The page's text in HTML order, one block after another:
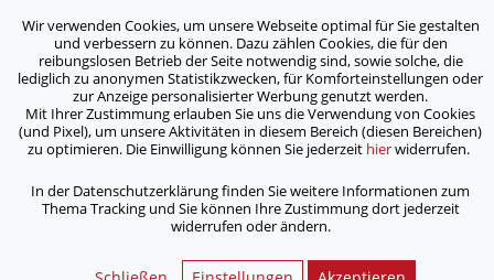
ASB Bonn/Rhein-Sieg/Eifel e.V.
bewegt Menschen
Selbsthilfegruppe
Home / Dienstleistungen / Hilfe & Betreuung /
Sozialpsychiatrisches Zentrum (SPZ) / Selbsthilfegruppe
Selbsthilfegruppe für Menschen mit
Wir verwenden Cookies, um unsere Webseite optimal für Sie gestalten
und verbessern zu können. Dazu zählen Cookies, die für den
reibungslosen Betrieb der Seite notwendig sind, sowie solche, die
lediglich zu anonymen Statistikzwecken, für Komforteinstellungen oder
zur Anzeige personalisierter Werbung genutzt werden.
Mit Ihrer Zustimmung erlauben Sie uns die Verwendung von Cookies
(und Pixel), um unsere Aktivitäten in diesem Bereich (diesen Bereichen)
zu optimieren. Die Einwilligung können Sie jederzeit hierwiderrufen.
In der Datenschutzerklärung finden Sie weitere Informationen zum
Thema Tracking und Sie können Ihre Zustimmung dort jederzeit
widerrufen oder ändern.